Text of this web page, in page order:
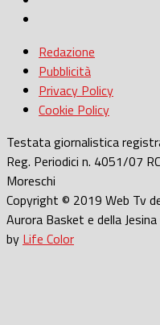
Redazione
Pubblicità
Privacy Policy
Cookie Policy
Testata giornalistica
Reg. Periodici n. 4051/07
Moreschi
Copyright © 2019 Web Tv
Aurora Basket e della
by Life Color